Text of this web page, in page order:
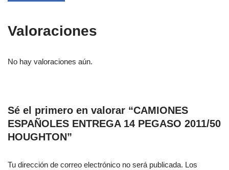
Valoraciones
No hay valoraciones aún.
Sé el primero en valorar “CAMIONES
ESPAÑOLES ENTREGA 14 PEGASO 2011/50
HOUGHTON”
Tu dirección de correo electrónico no será publicada. Los